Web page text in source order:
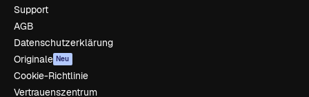
Support
AGB
Datenschutzerklärung
Originale Neu
Cookie-Richtlinie
Vertrauenszentrum